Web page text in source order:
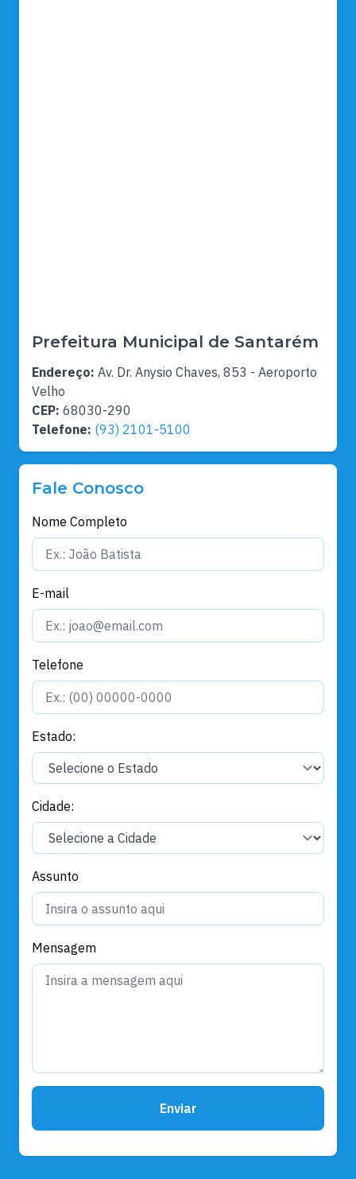
Prefeitura Municipal de Santarém
Endereço: Av. Dr. Anysio Chaves, 853 - Aeroporto
Velho
CEP: 68030-290
Telefone: (93) 2101-5100
Fale Conosco
Nome Completo
E-mail
Telefone
Estado:
Cidade:
Assunto
Mensagem
Enviar